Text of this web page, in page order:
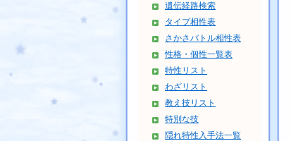
遺伝経路検索
タイプ相性表
さかさバトル相性表
性格・個性一覧表
特性リスト
わざリスト
教え技リスト
特別な技
隠れ特性入手法一覧